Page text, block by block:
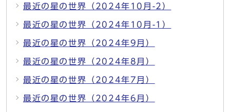
最近の星の世界（2024年10月-2）
最近の星の世界（2024年10月-1）
最近の星の世界（2024年9月）
最近の星の世界（2024年8月）
最近の星の世界（2024年7月）
最近の星の世界（2024年6月）